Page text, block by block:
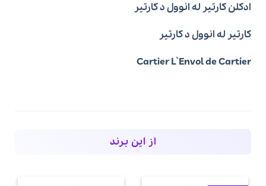
ادکلن کارتیر له انوول د کارتیر
کارتیر له انوول د کارتیر
Cartier L`Envol de Cartier
از این برند